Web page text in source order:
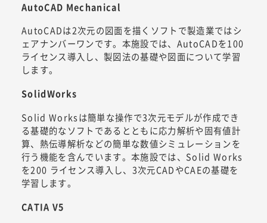
AutoCAD Mechanical
AutoCADは2次元の図面を描くソフトで製造業ではシ
ェアナンバーワンです。本施設では、AutoCADを100
ライセンス導入し、製図法の基礎や図面について学習
します。
SolidWorks
Solid Worksは簡単な操作で3次元モデルが作成でき
る基礎的なソフトであるとともに応力解析や固有値計
算、熱伝導解析などの簡単な数値シミュレーションを
行う機能を含んでいます。本施設では、Solid Works
を200 ライセンス導入し、3次元CADやCAEの基礎を
学習します。
CATIA V5